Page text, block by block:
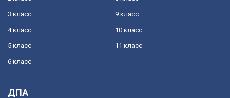
3 класс
4 класс
5 класс
6 класс
9 класс
10 класс
11 класс
ДПА